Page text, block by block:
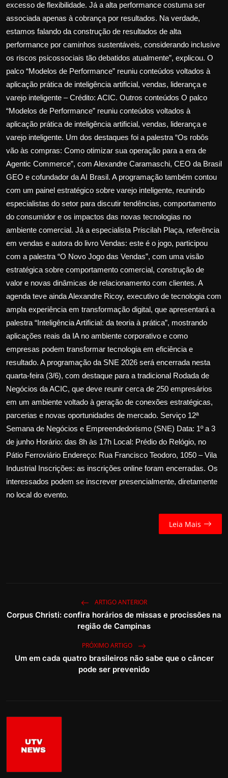
excesso de flexibilidade. Já a alta performance costuma ser
associada apenas à cobrança por resultados. Na verdade,
estamos falando da construção de resultados de alta
performance por caminhos sustentáveis, considerando inclusive
os riscos psicossociais tão debatidos atualmente”, explicou. O
palco “Modelos de Performance” reuniu conteúdos voltados à
aplicação prática de inteligência artificial, vendas, liderança e
varejo inteligente – Crédito: ACIC. Outros conteúdos O palco
“Modelos de Performance” reuniu conteúdos voltados à
aplicação prática de inteligência artificial, vendas, liderança e
varejo inteligente. Um dos destaques foi a palestra “Os robôs
vão às compras: Como otimizar sua operação para a era de
Agentic Commerce”, com Alexandre Caramaschi, CEO da Brasil
GEO e cofundador da AI Brasil. A programação também contou
com um painel estratégico sobre varejo inteligente, reunindo
especialistas do setor para discutir tendências, comportamento
do consumidor e os impactos das novas tecnologias no
ambiente comercial. Já a especialista Priscilah Plaça, referência
em vendas e autora do livro Vendas: este é o jogo, participou
com a palestra “O Novo Jogo das Vendas”, com uma visão
estratégica sobre comportamento comercial, construção de
valor e novas dinâmicas de relacionamento com clientes. A
agenda teve ainda Alexandre Ricoy, executivo de tecnologia com
ampla experiência em transformação digital, que apresentará a
palestra “Inteligência Artificial: da teoria à prática”, mostrando
aplicações reais da IA no ambiente corporativo e como
empresas podem transformar tecnologia em eficiência e
resultado. A programação da SNE 2026 será encerrada nesta
quarta-feira (3/6), com destaque para a tradicional Rodada de
Negócios da ACIC, que deve reunir cerca de 250 empresários
em um ambiente voltado à geração de conexões estratégicas,
parcerias e novas oportunidades de mercado. Serviço 12ª
Semana de Negócios e Empreendedorismo (SNE) Data: 1º a 3
de junho Horário: das 8h às 17h Local: Prédio do Relógio, no
Pátio Ferroviário Endereço: Rua Francisco Teodoro, 1050 – Vila
Industrial Inscrições: as inscrições online foram encerradas. Os
interessados podem se inscrever presencialmente, diretamente
no local do evento.
Leia Mais
ARTIGO ANTERIOR
Corpus Christi: confira horários de missas e procissões na
região de Campinas
PRÓXIMO ARTIGO
Um em cada quatro brasileiros não sabe que o câncer
pode ser prevenido